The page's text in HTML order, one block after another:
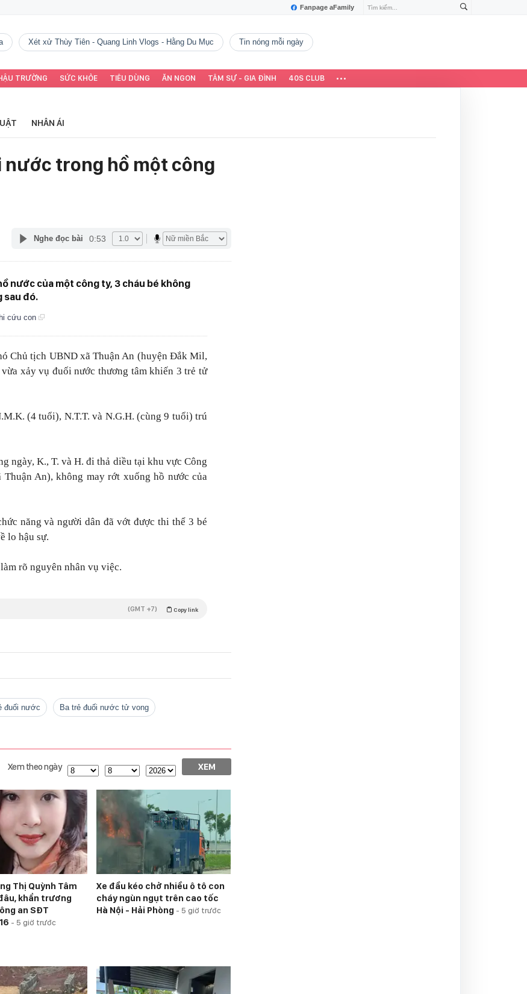
Fanpage aFamily
Xét xử Thùy Tiên - Quang Linh Vlogs - Hằng Du Mục tin nóng mỗi ngày
TRƯỜNG SỨC KHỎE TIÊU DÙNG ĂN NGON TÂM SỰ - GIA ĐÌNH 40S CLUB
NHÂN ÁI
nước trong hồ một công
Nghe đọc bài 0:53
nước của một công ty, 3 cháu bé không
sau đó.
cứu con
Chủ tịch UBND xã Thuận An (huyện Đắk Mil,
xảy vụ đuối nước thương tâm khiến 3 trẻ tử
(4 tuổi), N.T.T. và N.G.H. (cùng 9 tuổi) trú
ngày, K., T. và H. đi thả diều tại khu vực Công
An), không may rớt xuống hồ nước của
năng và người dân đã vớt được thi thể 3 bé
lo hậu sự.
rõ nguyên nhân vụ việc.
Copy link
(GMT +7)
đuối nước ba trẻ đuối nước tử vong
Xem theo ngày XEM
Thị Quỳnh Tâm
khẩn trương
an SĐT
- 5 giờ trước
Xe đầu kéo chở nhiều ô tô con
cháy ngùn ngụt trên cao tốc
Hà Nội - Hải Phòng - 5 giờ trước